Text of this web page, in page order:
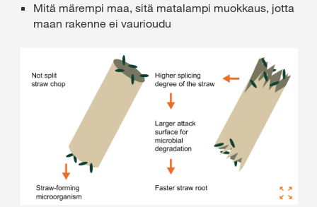
Mitä märempi maa, sitä matalampi muokkaus, jotta
maan rakenne ei vaurioudu